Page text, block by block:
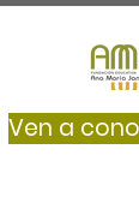
Ven a